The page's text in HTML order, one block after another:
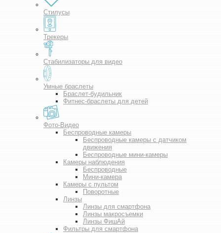
Стилусы
Трекеры
Стабилизаторы для видео
Умные браслеты
Браслет-будильник
Фитнес-браслеты для детей
Фото-Видео
Беспроводные камеры
Беспроводные камеры с датчиком
движения
Беспроводные мини-камеры
Камеры наблюдения
Беспроводные
Мини-камера
Камеры с пультом
Поворотные
Линзы
Линзы для смартфона
Линзы макросъемки
Линзы ФишАй
Фильтры для смартфона